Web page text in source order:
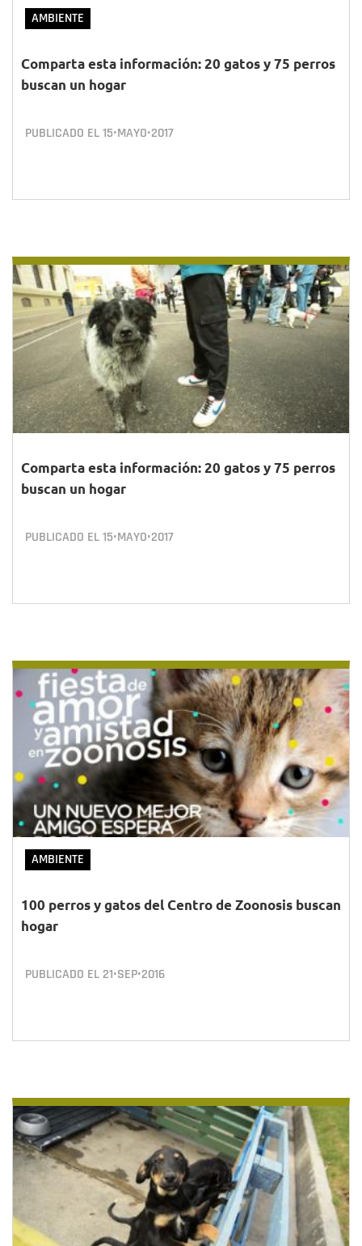
AMBIENTE
Comparta esta información: 20 gatos y 75 perros
buscan un hogar
PUBLICADO EL15•MAYO•2017
Comparta esta información: 20 gatos y 75 perros
buscan un hogar
PUBLICADO EL15•MAYO•2017
AMBIENTE
100 perros y gatos del Centro de Zoonosis buscan
hogar
PUBLICADO EL 21•SEP•2016